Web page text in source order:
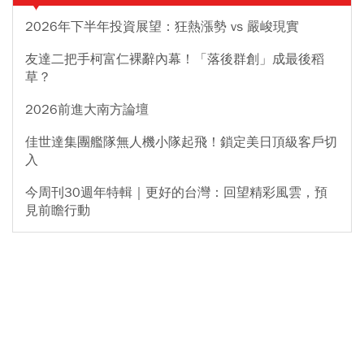
2026年下半年投資展望：狂熱漲勢 vs 嚴峻現實
友達二把手柯富仁裸辭內幕！「落後群創」成最後稻
草？
2026前進大南方論壇
佳世達集團艦隊無人機小隊起飛！鎖定美日頂級客戶切
入
今周刊30週年特輯｜更好的台灣：回望精彩風雲，預
見前瞻行動